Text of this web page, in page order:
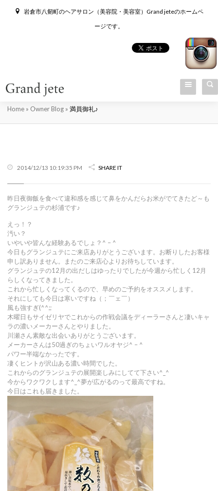
岩倉市八剱町のヘアサロン（美容院・美容室）Grand jeteのホームペ
ージです。
満員御礼♪
Home » Owner Blog » 満員御礼♪
2014/12/13 10:19:35 PM SHARE IT
昨日夜御飯を食べて違和感を感じて鼻をかんだらお米がでてきたど～も
グランジュテの杉浦です♪
えっ！？
汚い？
いやいや皆んな経験あるでしょ？^ – ^
今日もグランジュテにご来店ありがとうございます。お断りしたお客様
申し訳ありません。またのご来店心よりお待ちしています。
グランジュテの12月の出だしはゆったりでしたが今週から忙しく12月
らしくなってきました。
これから忙しくなってくるので、早めのご予約をオススメします。
それにしても今日は寒いですね（；￣ェ￣）
風も強すぎ(^^;;
木曜日もサイゼリヤでこれからの作戦会議をディーラーさんと凄いキャ
ラの濃いメーカーさんとやりました。
川瀬さん素敵な出会いありがとうございます。
メーカーさんは50過ぎのちょいワルオヤジ^ – ^
パワー半端なかったです。
凄くヒントが沢山ある濃い時間でした。
これからのグランジュテの展開楽しみにしてて下さい^_^
今からワクワクします^_^夢が広がるのって最高ですね。
今日はこれも届きました。